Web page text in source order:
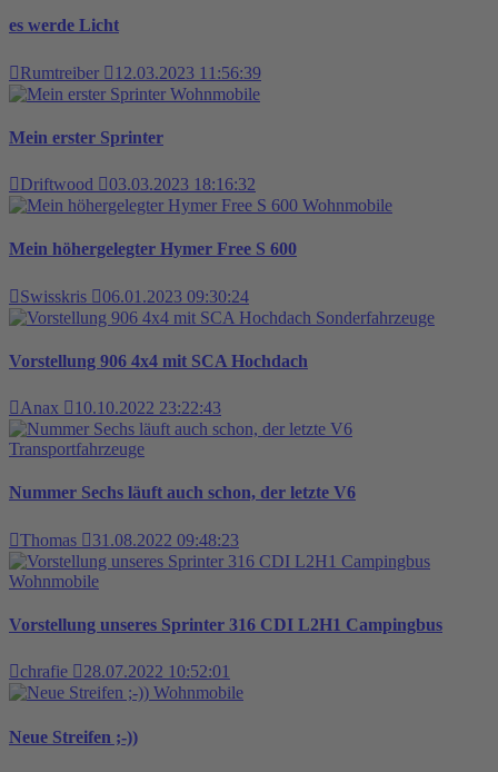
es werde Licht
Rumtreiber
12.03.2023 11:56:39
Wohnmobile
Mein erster Sprinter
Driftwood
03.03.2023 18:16:32
Wohnmobile
Mein höhergelegter Hymer Free S 600
Swisskris
06.01.2023 09:30:24
Sonderfahrzeuge
Vorstellung 906 4x4 mit SCA Hochdach
Anax 10.10.2022 23:22:43
Transportfahrzeuge
Nummer Sechs läuft auch schon, der letzte V6
Thomas 31.08.2022 09:48:23
Wohnmobile
Vorstellung unseres Sprinter 316 CDI L2H1 Campingbus
chrafie
28.07.2022 10:52:01
Wohnmobile
Neue Streifen ;-))